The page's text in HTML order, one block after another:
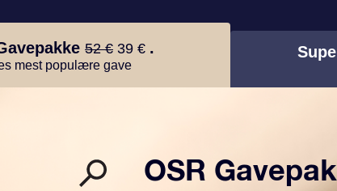
52 € 39 € .
mest populære gave
OSR